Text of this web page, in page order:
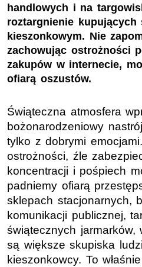
handlowych i na
roztargnienie kupujących
kieszonkowym. Nie
zachowując ostrożności
zakupów w internecie,
ofiarą oszustów.
Świąteczna atmosfera
bożonarodzeniowy
tylko z dobrymi
ostrożności, źle
koncentracji i pośpiech
padniemy ofiarą
sklepach stacjonarnych,
komunikacji publicznej,
świątecznych jarmarków,
są większe skupiska
kieszonkowcy. To